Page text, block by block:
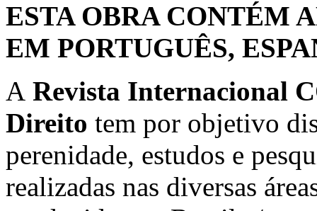
ESTA OBRA CONTÉM
EM PORTUGUÊS,
A Revista Internacional
Direito tem por objetivo
perenidade, estudos e
realizadas nas diversas